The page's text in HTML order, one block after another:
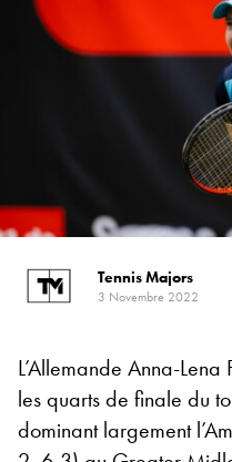
Tennis Majors
3 Novembre 2022
L’Allemande Anna-
les quarts de finale du
dominant largement